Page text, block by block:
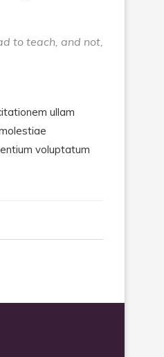
to teach, and not,
ullam
voluptatum